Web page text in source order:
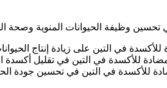
وظيفة الحيوانات المنوية وصحة
في التين على زيادة إنتاج
للأكسدة في التين في تقليل أكسدة
للأكسدة في التين في تحسين جودة